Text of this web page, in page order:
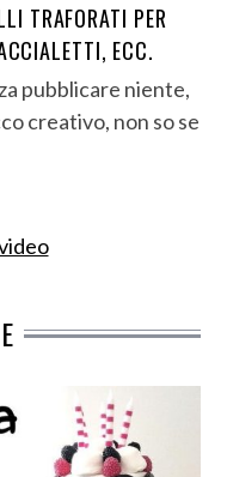
TRAFORATI PER
ECC.
pubblicare niente,
creativo, non so se